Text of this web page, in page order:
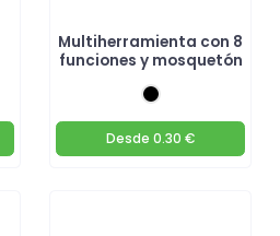
Multiherramienta con 8
funciones y mosquetón
Desde 0.30 €